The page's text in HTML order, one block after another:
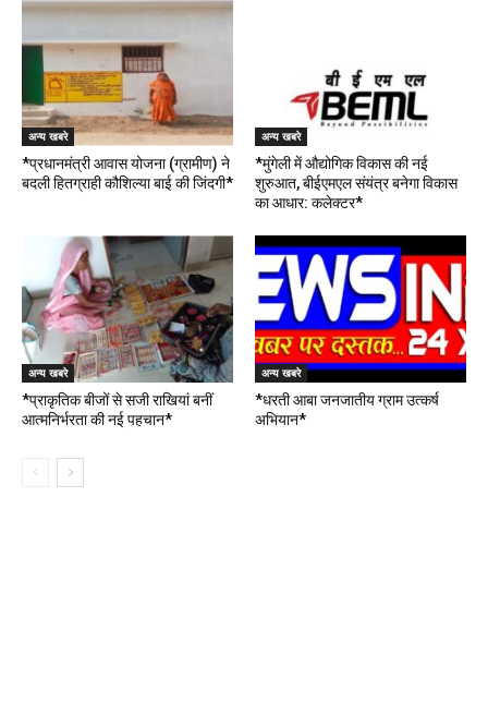
अन्य खबरे
*प्रधानमंत्री आवास योजना (ग्रामीण) ने
बदली हितग्राही कौशिल्या बाई की जिंदगी*
अन्य खबरे
*मुंगेली में औद्योगिक विकास की नई
शुरुआत, बीईएमएल संयंत्र बनेगा विकास
का आधार: कलेक्टर*
अन्य खबरे
*प्राकृतिक बीजों से सजी राखियां बनीं
आत्मनिर्भरता की नई पहचान*
अन्य खबरे
*धरती आबा जनजातीय ग्राम उत्कर्ष
अभियान*